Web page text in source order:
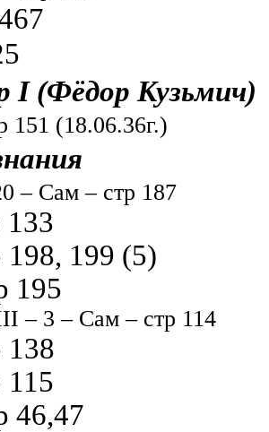
I (Фёдор Кузьмич)
(18.06.36г.)
– Сам – стр 187
199 (5)
195
– 3 – Сам – стр 114
138
46,47